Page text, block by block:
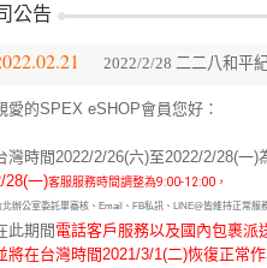
公告
2022/2/28 二二八和平
愛的SPEX eSHOP會員您好：
灣時間2022/2/26(六)至2022/2/28(一
28(一)客服服務時間調整為9:00-12:00，
北辦公室委託單審核、Email、FB私訊、LINE@皆維持正常服
此期間 電話客戶服務以及 國內包裹派
將在台灣時間2021/3/1(二)恢復正常